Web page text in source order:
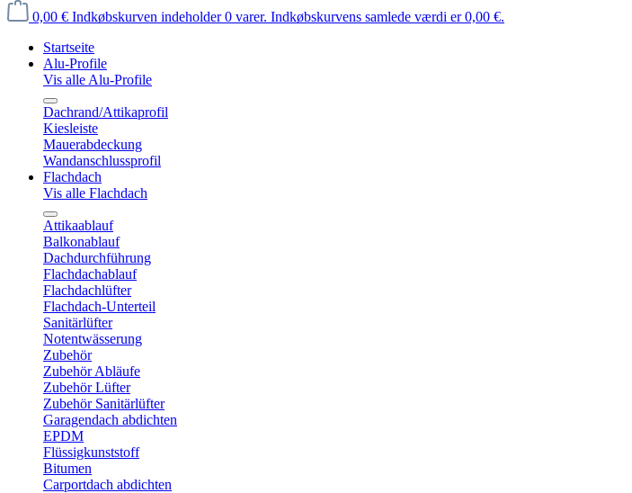
0,00 € Indkøbskurven indeholder 0 varer. Indkøbskurvens samlede værdi er 0,00 €.
Startseite
Alu-Profile
Vis alle Alu-Profile
Dachrand/Attikaprofil
Kiesleiste
Mauerabdeckung
Wandanschlussprofil
Flachdach
Vis alle Flachdach
Attikaablauf
Balkonablauf
Dachdurchführung
Flachdachablauf
Flachdachlüfter
Flachdach-Unterteil
Sanitärlüfter
Notentwässerung
Zubehör
Zubehör Abläufe
Zubehör Lüfter
Zubehör Sanitärlüfter
Garagendach abdichten
EPDM
Flüssigkunststoff
Bitumen
Carportdach abdichten